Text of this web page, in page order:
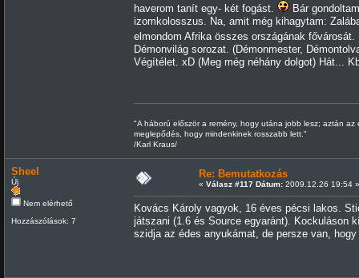
haverom tanít egy- két fogást.
Bár
izomkolosszus. Na, amit még kihagytam:
elmondom Afrika összes országának
Démonvilág sorozat. (Démonmester,
Végítélet. xD (Meg még néhány dolgot) Hát...
"A háború először a remény, hogy utána jobb lesz; aztán
meglepődés, hogy mindenkinek rosszabb lett."
/Karl Kraus/
Sheel
Új
Nem elérhető
Hozzászólások: 7
Re: Bemutatkozás
« Válasz #117 Dátum:2009.12.26 19:54 »
Kovács Károly vagyok, 16 éves pécsi lakos.
játszani (1.6 és Source egyaránt). Kockuláson
szidja az édes anyukámat, de persze van, hogy